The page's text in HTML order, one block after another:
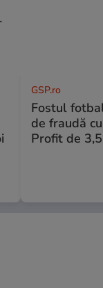
GSP.ro
Fostul
de fraudă
Profit de